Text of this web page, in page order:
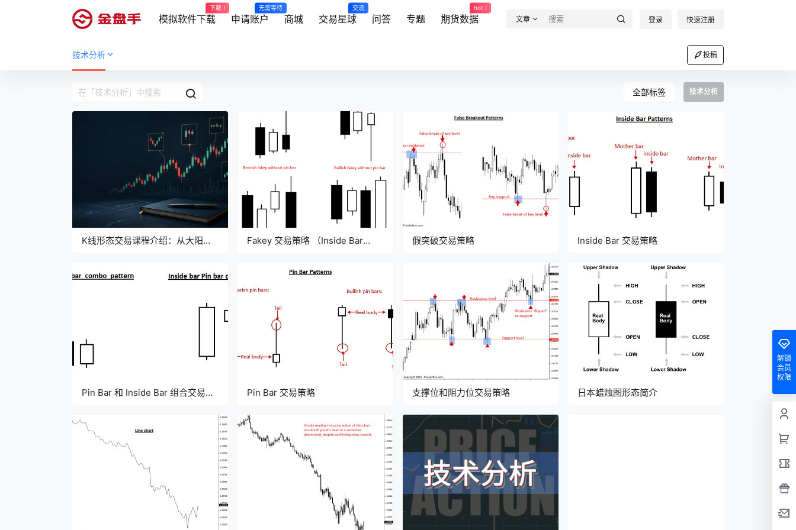
模拟软件下载
下载 !
申请账户
无需等待
商城 交易星球
交流
问答 专题 期货数据
hot !
文章 登录 快速注册
技术分析 投稿
全部标签 技术分析
K线形态交易课程介绍：从大阳线
Fakey 交易策略 （Inside Bar
假突破交易策略 Inside Bar 交易策略
Pin Bar 和 Inside Bar 组合交易策
Pin Bar 交易策略 支撑位和阻力位交易策略 日本蜡烛图形态简介
解锁
会员
权限